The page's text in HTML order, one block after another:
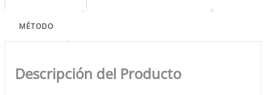
MÉTODO
Descripción del Producto